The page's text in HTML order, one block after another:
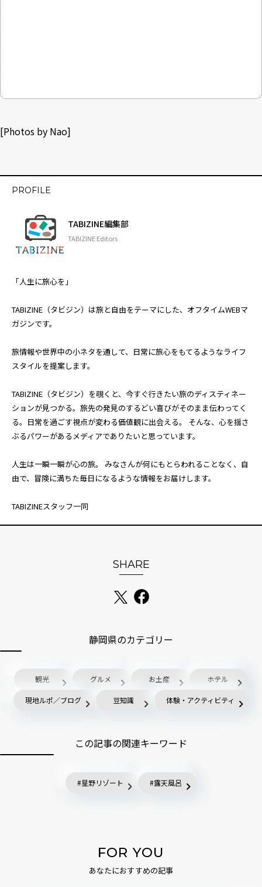
[Photos by Nao]
PROFILE
TABIZINE編集部
TABIZINE Editors
「人生に旅心を」
TABIZINE（タビジン）は旅と自由をテーマにした、オフタイムWEBマ
ガジンです。
旅情報や世界中の小ネタを通して、日常に旅心をもてるようなライフ
スタイルを提案します。
TABIZINE（タビジン）を覗くと、今すぐ行きたい旅のディスティネー
ションが見つかる。旅先の発見のするどい喜びがそのまま伝わってく
る。日常を過ごす視点が変わる価値観に出会える。 そんな、心を揺さ
ぶるパワーがあるメディアでありたいと思っています。
人生は一瞬一瞬が心の旅。 みなさんが何にもとらわれることなく、自
由で、冒険に満ちた毎日になるような情報をお届けします。
TABIZINEスタッフ一同
SHARE
静岡県のカテゴリー
観光 グルメ お土産 ホテル
現地ルポ／ブログ 豆知識 体験・アクティビティ
この記事の関連キーワード
星野リゾート 露天風呂
FOR YOU
あなたにおすすめの記事